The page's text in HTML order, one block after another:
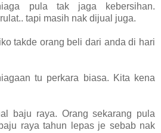
pula tak jaga kebersihan.
tapi masih nak dijual juga.
takde orang beli dari anda di hari
tu perkara biasa. Kita kena
baju raya. Orang sekarang pula
raya tahun lepas je sebab nak